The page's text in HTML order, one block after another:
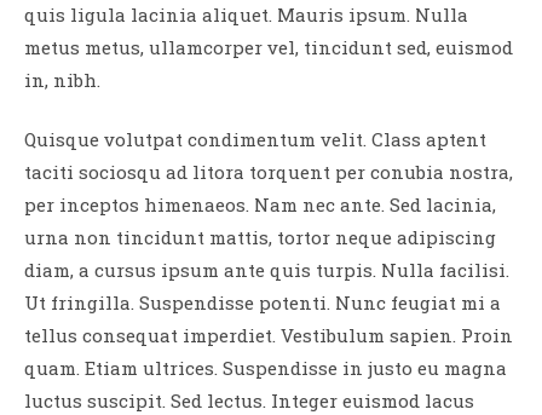
quis ligula lacinia aliquet. Mauris ipsum. Nulla
metus metus, ullamcorper vel, tincidunt sed, euismod
in, nibh.
Quisque volutpat condimentum velit. Class aptent
taciti sociosqu ad litora torquent per conubia nostra,
per inceptos himenaeos. Nam nec ante. Sed lacinia,
urna non tincidunt mattis, tortor neque adipiscing
diam, a cursus ipsum ante quis turpis. Nulla facilisi.
Ut fringilla. Suspendisse potenti. Nunc feugiat mi a
tellus consequat imperdiet. Vestibulum sapien. Proin
quam. Etiam ultrices. Suspendisse in justo eu magna
luctus suscipit. Sed lectus. Integer euismod lacus